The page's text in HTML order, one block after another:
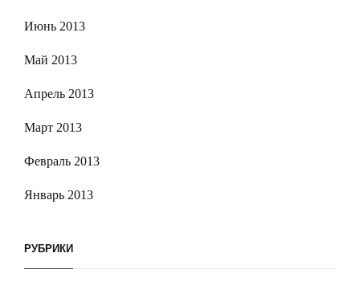
Июнь 2013
Май 2013
Апрель 2013
Март 2013
Февраль 2013
Январь 2013
РУБРИКИ